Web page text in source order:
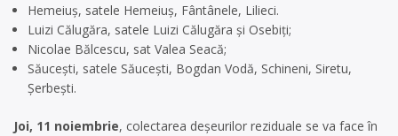
Hemeiuș, satele Hemeiuș, Fântânele, Lilieci.
Luizi Călugăra, satele Luizi Călugăra și Osebiți;
Nicolae Bălcescu, sat Valea Seacă;
Săucești, satele Săucești, Bogdan Vodă, Schineni, Siretu,
Șerbești.
Joi, 11 noiembrie, colectarea deșeurilor reziduale se va face în